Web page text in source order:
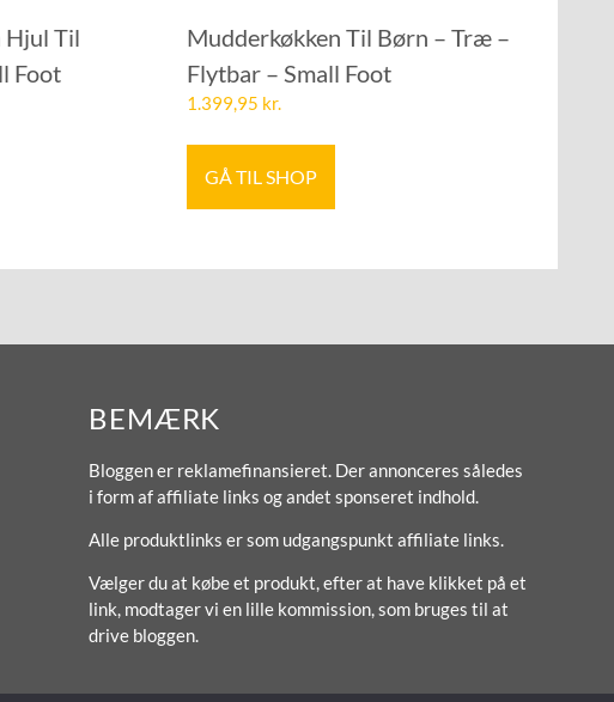
Hjul Til
Foot
Mudderkøkken Til Børn – Træ –
Flytbar – Small Foot
1.399,95 kr.
GÅ TIL SHOP
BEMÆRK
Bloggen er reklamefinansieret. Der annonceres således
i form af affiliate links og andet sponseret indhold.
Alle produktlinks er som udgangspunkt affiliate links.
Vælger du at købe et produkt, efter at have klikket på et
link, modtager vi en lille kommission, som bruges til at
drive bloggen.